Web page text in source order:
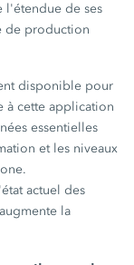
l'étendue de ses
de production
disponible pour
à cette application
essentielles
et les niveaux
actuel des
la